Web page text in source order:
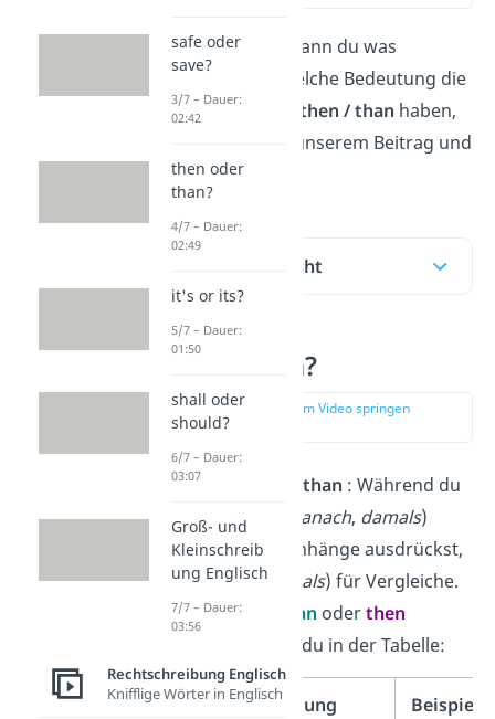
Thenoderthan
? Wann du was
verwendest und welche Bedeutung die
englischen Wörter
then / than haben,
erklären wir dir in unserem Beitrag und
Video!
Inhaltsübersicht
Then or than?
zur Stelle im Video springen
Unterschied then / than : Während du
mit then (=dann danach, damals)
zeitliche Zusammenhänge ausdrückst,
benutzt duthan als) für Vergleiche.
Wann genau du
than oderthen
verwendest, siehst du in der Tabelle:
then
Verwendung Beispiel
safe oder
save?
3/7 – Dauer:
02:42
then oder
than?
4/7 – Dauer:
02:49
it's or its?
5/7 – Dauer:
01:50
shall oder
should?
6/7 – Dauer:
03:07
Groß- und
Kleinschreib
ung Englisch
7/7 – Dauer:
03:56
Rechtschreibung Englisch
Knifflige Wörter in Englisch